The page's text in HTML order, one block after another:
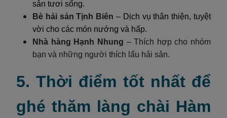
sản tươi sống.
Bè hải sản Tịnh Biên – Dịch vụ thân thiện, tuyệt
vời cho các món nướng và hấp.
Nhà hàng Hạnh Nhung – Thích hợp cho nhóm
bạn và những người thích lẩu hải sản.
5. Thời điểm tốt nhất để
ghé thăm làng chài Hàm